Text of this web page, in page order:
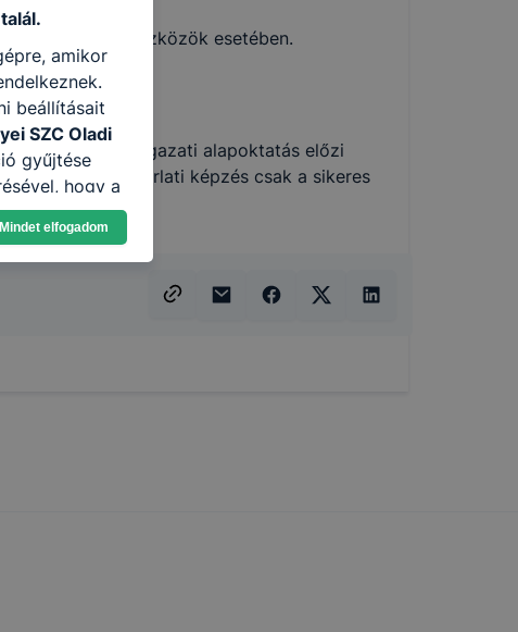
alkalmazott eszközök esetében.
oktatást az ágazati alapoktatás előzi
tanulók. A gyakorlati képzés csak a sikeres
talál.
amikor
beállításait
SZC Oladi
gyűjtése
hogy a
meglátogatja
kikapcsolni a
a
Mindet elfogadom